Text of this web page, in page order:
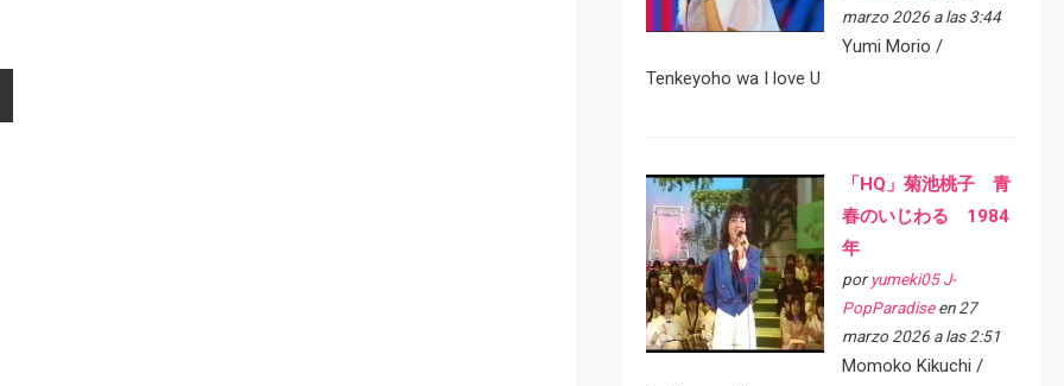
marzo 2026 a las 3:44
Yumi Morio /
Tenkeyoho wa I love U
「HQ」菊池桃子 青
春のいじわる 1984
年
por yumeki05 J-
PopParadiseen 27
marzo 2026 a las 2:51
Momoko Kikuchi /